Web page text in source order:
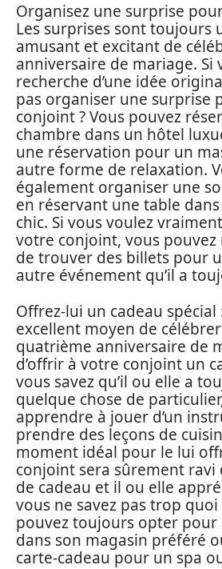
Organisez une surprise
Les surprises sont toujours
amusant et excitant de
anniversaire de mariage. Si
recherche d’une idée
pas organiser une surprise
conjoint ? Vous pouvez
chambre dans un hôtel
une réservation pour un
autre forme de relaxation.
également organiser une
en réservant une table
chic. Si vous voulez
votre conjoint, vous pouvez
de trouver des billets pour
autre événement qu’il a
Offrez-lui un cadeau spécial
excellent moyen de
quatrième anniversaire de
d’offrir à votre conjoint un
vous savez qu’il ou elle a
quelque chose de
apprendre à jouer d’un
prendre des leçons de
moment idéal pour le lui
conjoint sera sûrement ravi
de cadeau et il ou elle
vous ne savez pas trop
pouvez toujours opter pour
dans son magasin préféré
carte-cadeau pour un spa